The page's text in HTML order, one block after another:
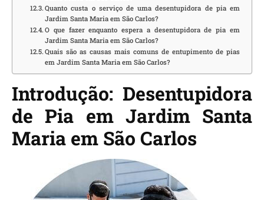
Quanto custa o serviço de uma desentupidora de pia em
Jardim Santa Maria em São Carlos?
O que fazer enquanto espera a desentupidora de pia em
Jardim Santa Maria em São Carlos?
Quais são as causas mais comuns de entupimento de pias
em Jardim Santa Maria em São Carlos?
Introdução: Desentupidora
de Pia em Jardim Santa
Maria em São Carlos